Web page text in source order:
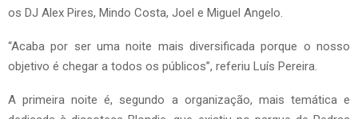
os DJ Alex Pires, Mindo Costa, Joel e Miguel Angelo.
“Acaba por ser uma noite mais diversificada porque o nosso
objetivo é chegar a todos os públicos”, referiu Luís Pereira.
A primeira noite é, segundo a organização, mais temática e